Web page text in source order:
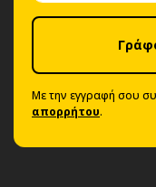
Με την εγγραφή σου
απορρήτου.